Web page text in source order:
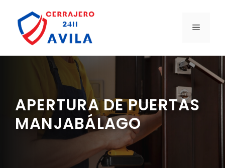
contenido
MENÚ
APERTURA DE PUERTAS
MANJABÁLAGO